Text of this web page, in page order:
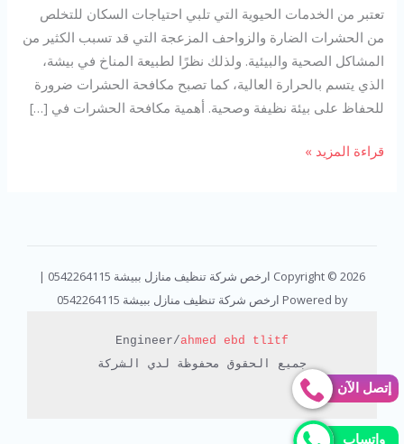
تعتبر من الخدمات الحيوية التي تلبي احتياجات السكان للتخلص
من الحشرات الضارة والزواحف المزعجة التي قد تسبب الكثير من
المشاكل الصحية والبيئية. ولذلك نظرًا لطبيعة المناخ في بيشة،
الذي يتسم بالحرارة العالية، كما تصبح مكافحة الحشرات ضرورة
للحفاظ على بيئة نظيفة وصحية. أهمية مكافحة الحشرات في […]
قراءة المزيد »
Copyright © 2026 ارخص شركة تنظيف منازل ببيشة 0542264115 |
Powered by ارخص شركة تنظيف منازل ببيشة 0542264115
Engineer/ahmed ebd tlitf
جميع الحقوق محفوظة لدي الشركة
إتصل الآن
واتساب